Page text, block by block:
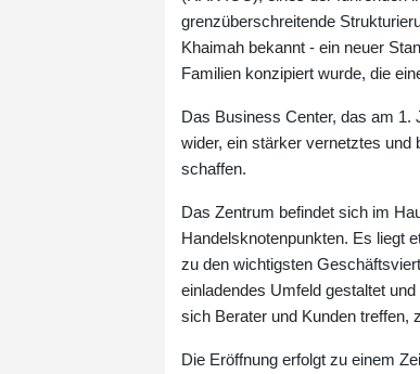
grenzüberschreitende
Khaimah bekannt - ein neuer
Familien konzipiert wurde, die
Das Business Center, das am 1.
wider, ein stärker vernetztes
schaffen.
Das Zentrum befindet sich im
Handelsknotenpunkten. Es liegt
zu den wichtigsten
einladendes Umfeld gestaltet
sich Berater und Kunden treffen,
Die Eröffnung erfolgt zu einem